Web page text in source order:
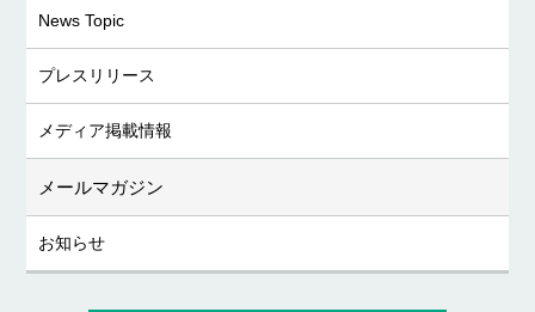
News Topic
プレスリリース
メディア掲載情報
メールマガジン
お知らせ